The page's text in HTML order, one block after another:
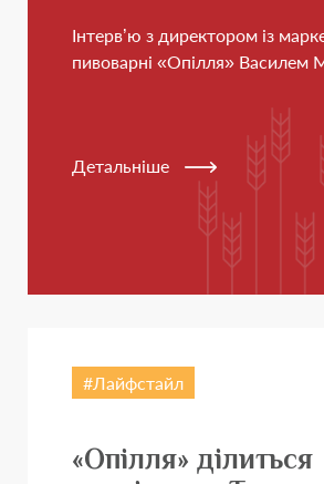
Інтерв’ю з директором із
пивоварні «Опілля»
Детальніше
Лайфстайл
«Опілля» ділиться